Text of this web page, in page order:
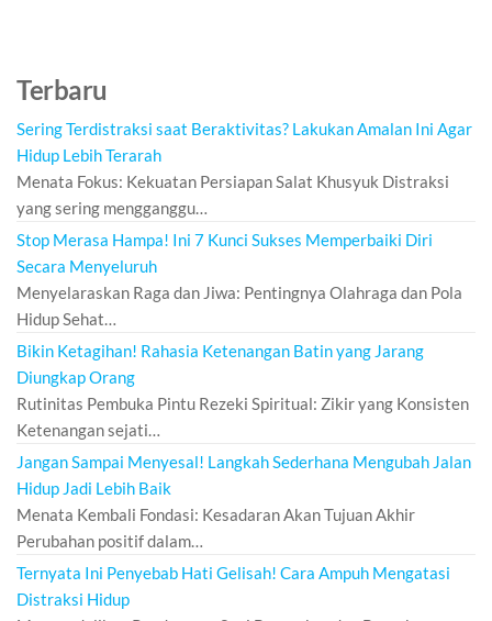
Terbaru
Sering Terdistraksi saat Beraktivitas? Lakukan Amalan Ini Agar
Hidup Lebih Terarah
Menata Fokus: Kekuatan Persiapan Salat Khusyuk Distraksi
yang sering mengganggu…
Stop Merasa Hampa! Ini 7 Kunci Sukses Memperbaiki Diri
Secara Menyeluruh
Menyelaraskan Raga dan Jiwa: Pentingnya Olahraga dan Pola
Hidup Sehat…
Bikin Ketagihan! Rahasia Ketenangan Batin yang Jarang
Diungkap Orang
Rutinitas Pembuka Pintu Rezeki Spiritual: Zikir yang Konsisten
Ketenangan sejati…
Jangan Sampai Menyesal! Langkah Sederhana Mengubah Jalan
Hidup Jadi Lebih Baik
Menata Kembali Fondasi: Kesadaran Akan Tujuan Akhir
Perubahan positif dalam…
Ternyata Ini Penyebab Hati Gelisah! Cara Ampuh Mengatasi
Distraksi Hidup